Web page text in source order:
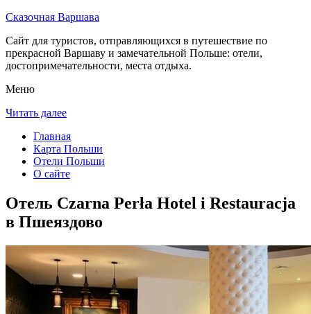
Сказочная Варшава
Сайт для туристов, отправляющихся в путешествие по
прекрасной Варшаву и замечательной Польше: отели,
достопримечательности, места отдыха.
Меню
Читать далее
Главная
Карта Польши
Отели Польши
О сайте
Отель Czarna Perła Hotel i Restauracja
в Пшеяздово